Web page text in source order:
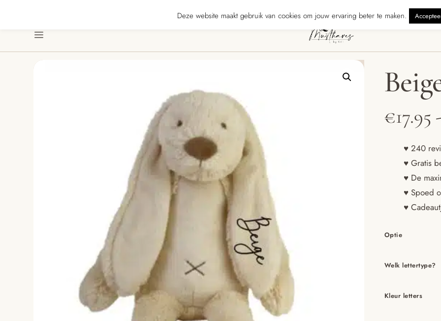
240 reviewers geven ons ★★★★★ ·
Menu
€17.95 -
♥ 240
♥ Gratis
♥ De
♥ Spoed
♥
Optie
Welk lettertype?
Kleur letters
Deze website maakt gebruik van cookies om jouw ervaring beter te maken.